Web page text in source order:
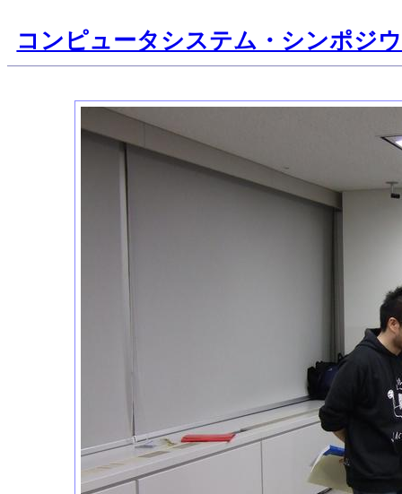
コンピュータシステム・シンポジ